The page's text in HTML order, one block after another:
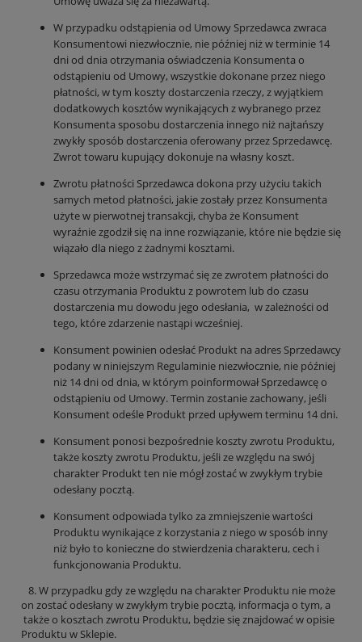
W przypadku odstąpienia od Umowy Sprzedawca zwraca
Konsumentowi niezwłocznie, nie później niż w terminie 14
dni od dnia otrzymania oświadczenia Konsumenta o
odstąpieniu od Umowy, wszystkie dokonane przez niego
płatności, w tym koszty dostarczenia rzeczy, z wyjątkiem
dodatkowych kosztów wynikających z wybranego przez
Konsumenta sposobu dostarczenia innego niż najtańszy
zwykły sposób dostarczenia oferowany przez Sprzedawcę.
Zwrot towaru kupujący dokonuje na własny koszt.
Zwrotu płatności Sprzedawca dokona przy użyciu takich
samych metod płatności, jakie zostały przez Konsumenta
użyte w pierwotnej transakcji, chyba że Konsument
wyraźnie zgodził się na inne rozwiązanie, które nie będzie się
wiązało dla niego z żadnymi kosztami.
Sprzedawca może wstrzymać się ze zwrotem płatności do
czasu otrzymania Produktu z powrotem lub do czasu
dostarczenia mu dowodu jego odesłania, w zależności od
tego, które zdarzenie nastąpi wcześniej.
Konsument powinien odesłać Produkt na adres Sprzedawcy
podany w niniejszym Regulaminie niezwłocznie, nie później
niż 14 dni od dnia, w którym poinformował Sprzedawcę o
odstąpieniu od Umowy. Termin zostanie zachowany, jeśli
Konsument odeśle Produkt przed upływem terminu 14 dni.
Konsument ponosi bezpośrednie koszty zwrotu Produktu,
także koszty zwrotu Produktu, jeśli ze względu na swój
charakter Produkt ten nie mógł zostać w zwykłym trybie
odesłany pocztą.
Konsument odpowiada tylko za zmniejszenie wartości
Produktu wynikające z korzystania z niego w sposób inny
niż było to konieczne do stwierdzenia charakteru, cech i
funkcjonowania Produktu.
8. W przypadku gdy ze względu na charakter Produktu nie może
on zostać odesłany w zwykłym trybie pocztą, informacja o tym, a
także o kosztach zwrotu Produktu, będzie się znajdować w opisie
Produktu w Sklepie.